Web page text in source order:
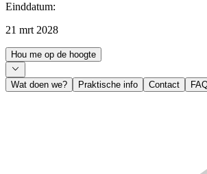
Einddatum:
21 mrt 2028
Hou me op de hoogte
Wat doen we? Praktische info Contact